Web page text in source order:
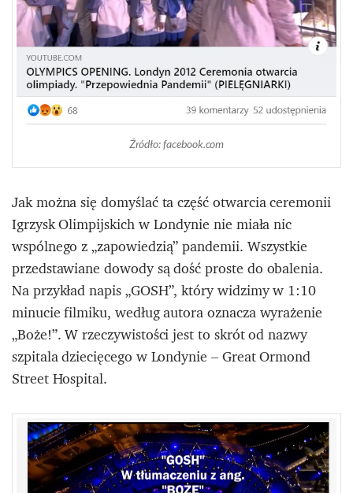
Źródło: facebook.com
Jak można się domyślać ta część otwarcia ceremonii
Igrzysk Olimpijskich w Londynie nie miała nic
wspólnego z „zapowiedzią” pandemii. Wszystkie
przedstawiane dowody są dość proste do obalenia.
Na przykład napis „GOSH”, który widzimy w 1:10
minucie filmiku, według autora oznacza wyrażenie
„Boże!”. W rzeczywistości jest to skrót od nazwy
szpitala dziecięcego w Londynie – Great Ormond
Street Hospital.